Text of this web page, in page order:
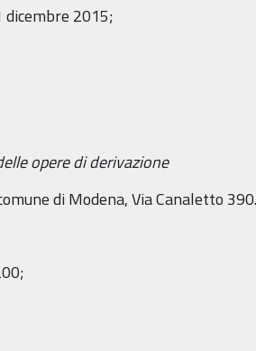
dicembre 2015;
opere di derivazione
di Modena, Via Canaletto 390.